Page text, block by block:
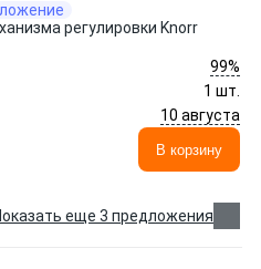
регулировки Knorr
99%
1 шт.
10 августа
В корзину
еще 3 предложения